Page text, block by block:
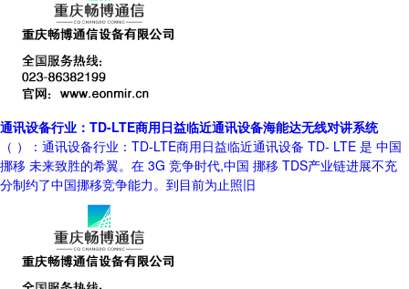
通讯设备行业：TD-LTE商用日益临近通讯设备海能达无线对讲系统
（ ）：通讯设备行业：TD-LTE商用日益临近通讯设备 TD- LTE 是 中国
挪移 未来致胜的希翼。在 3G 竞争时代,中国 挪移 TDS产业链进展不充
分制约了中国挪移竞争能力。到目前为止照旧